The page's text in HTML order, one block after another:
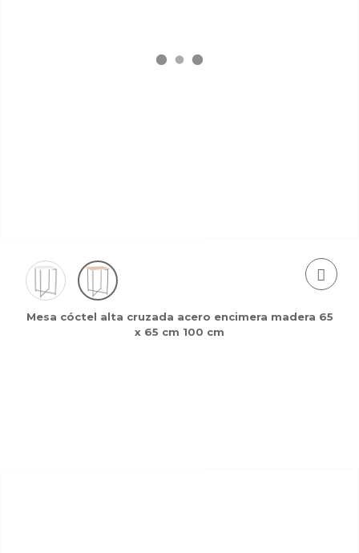
Mesa cóctel alta cruzada acero encimera madera 65
x 65 cm 100 cm